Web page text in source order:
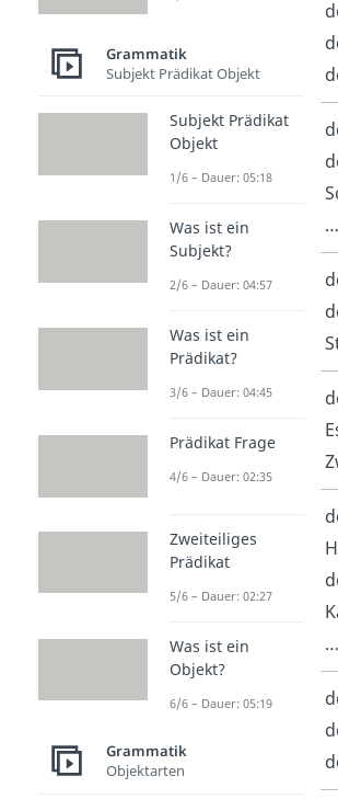
Jahreszeiten
Nomen mit
…
Nomen mit
ich
Nomen mit
der Endung –
…
Fremdwörter
Grammatik
Subjekt Prädikat Objekt
Subjekt Prädikat
Objekt
1/6 – Dauer: 05:18
Was ist ein
Subjekt?
2/6 – Dauer: 04:57
Was ist ein
Prädikat?
3/6 – Dauer: 04:45
Prädikat Frage
4/6 – Dauer: 02:35
Zweiteiliges
Prädikat
5/6 – Dauer: 02:27
Was ist ein
Objekt?
6/6 – Dauer: 05:19
Grammatik
Objektarten